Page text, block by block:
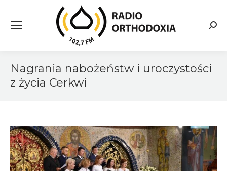
Nagrania nabożeństw i uroczystości
z życia Cerkwi